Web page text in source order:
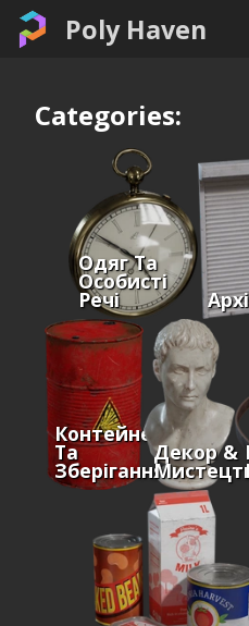
Poly Haven
Categories:
Одяг Та
Особисті
Речі
Контейнери
Та
Зберігання
Декор &